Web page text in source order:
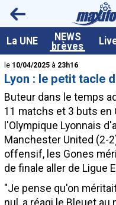
La UNE NEWS
brèves
<
le 10/04/2025 à 23h16
Lyon : le petit tacle
Buteur dans le temps
11 matchs et 3 buts en
l'Olympique Lyonnais
Manchester United (2-
offensif, les Gones
de finale aller de Ligue
"Je pense qu'on
nul, a réagi le Bleuet au
A la UNE
Dernières brèves
Live / Matchs en direct
Résultats et Classements
Class. buteurs européens
Programme TV foot
Vidéos
Sondages